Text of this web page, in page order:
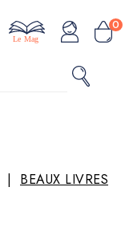
0
Le Mag
BEAUX LIVRES